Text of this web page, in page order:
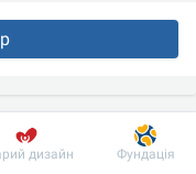
Пацієнту
дизайн Фундація